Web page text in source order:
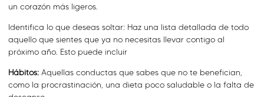
un corazón más ligeros.
Identifica lo que deseas soltar: Haz una lista detallada de todo
aquello que sientes que ya no necesitas llevar contigo al
próximo año. Esto puede incluir
Hábitos: Aquellas conductas que sabes que no te benefician,
como la procrastinación, una dieta poco saludable o la falta de